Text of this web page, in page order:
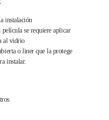
instalación
se requiere aplicar
al vidrio
o liner que la protege
instalar.